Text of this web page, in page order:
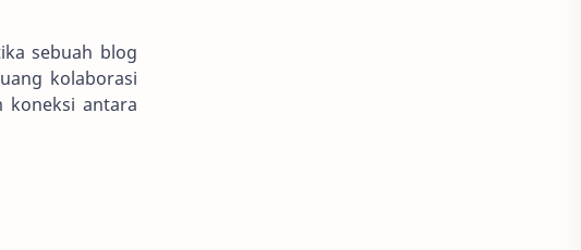
sebuah blog
kolaborasi
koneksi antara